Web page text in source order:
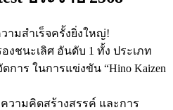
มสำเร็จครั้งยิ่งใหญ่!
งชนะเลิศ อันดับ 1 ทั้ง ประเภท
การ ในการแข่งขัน “Hino Kaizen
ามคิดสร้างสรรค์ และการ